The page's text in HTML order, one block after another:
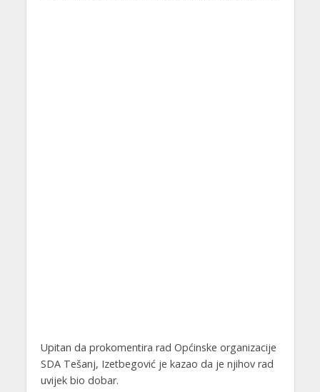
Upitan da prokomentira rad Općinske organizacije
SDA Tešanj, Izetbegović je kazao da je njihov rad
uvijek bio dobar.